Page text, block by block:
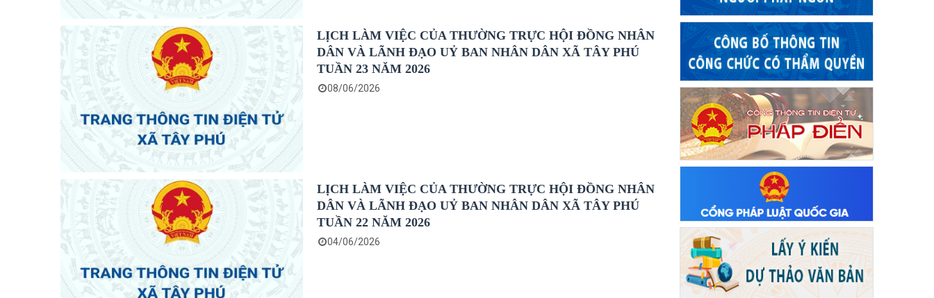
LỊCH LÀM VIỆC CỦA THƯỜNG TRỰC HỘI ĐỒNG NHÂN
DÂN VÀ LÃNH ĐẠO UỶ BAN NHÂN DÂN XÃ TÂY PHÚ
TUẦN 23 NĂM 2026
08/06/2026
LỊCH LÀM VIỆC CỦA THƯỜNG TRỰC HỘI ĐỒNG NHÂN
DÂN VÀ LÃNH ĐẠO UỶ BAN NHÂN DÂN XÃ TÂY PHÚ
TUẦN 22 NĂM 2026
04/06/2026